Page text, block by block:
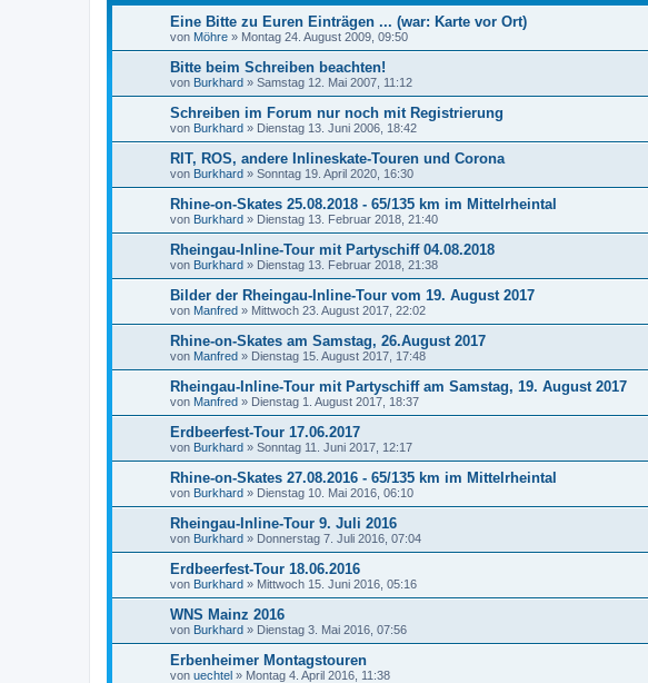
Eine Bitte zu Euren Einträgen ... (war: Karte vor Ort)
von Möhre » Montag 24. August 2009, 09:50
Bitte beim Schreiben beachten!
von Burkhard » Samstag 12. Mai 2007, 11:12
Schreiben im Forum nur noch mit Registrierung
von Burkhard » Dienstag 13. Juni 2006, 18:42
RIT, ROS, andere Inlineskate-Touren und Corona
von Burkhard » Sonntag 19. April 2020, 16:30
Rhine-on-Skates 25.08.2018 - 65/135 km im Mittelrheintal
von Burkhard » Dienstag 13. Februar 2018, 21:40
Rheingau-Inline-Tour mit Partyschiff 04.08.2018
von Burkhard » Dienstag 13. Februar 2018, 21:38
Bilder der Rheingau-Inline-Tour vom 19. August 2017
von Manfred » Mittwoch 23. August 2017, 22:02
Rhine-on-Skates am Samstag, 26.August 2017
von Manfred » Dienstag 15. August 2017, 17:48
Rheingau-Inline-Tour mit Partyschiff am Samstag, 19. August 2017
von Manfred » Dienstag 1. August 2017, 18:37
Erdbeerfest-Tour 17.06.2017
von Burkhard » Sonntag 11. Juni 2017, 12:17
Rhine-on-Skates 27.08.2016 - 65/135 km im Mittelrheintal
von Burkhard » Dienstag 10. Mai 2016, 06:10
Rheingau-Inline-Tour 9. Juli 2016
von Burkhard » Donnerstag 7. Juli 2016, 07:04
Erdbeerfest-Tour 18.06.2016
von Burkhard » Mittwoch 15. Juni 2016, 05:16
WNS Mainz 2016
von Burkhard » Dienstag 3. Mai 2016, 07:56
Erbenheimer Montagstouren
von uechtel » Montag 4. April 2016, 11:38